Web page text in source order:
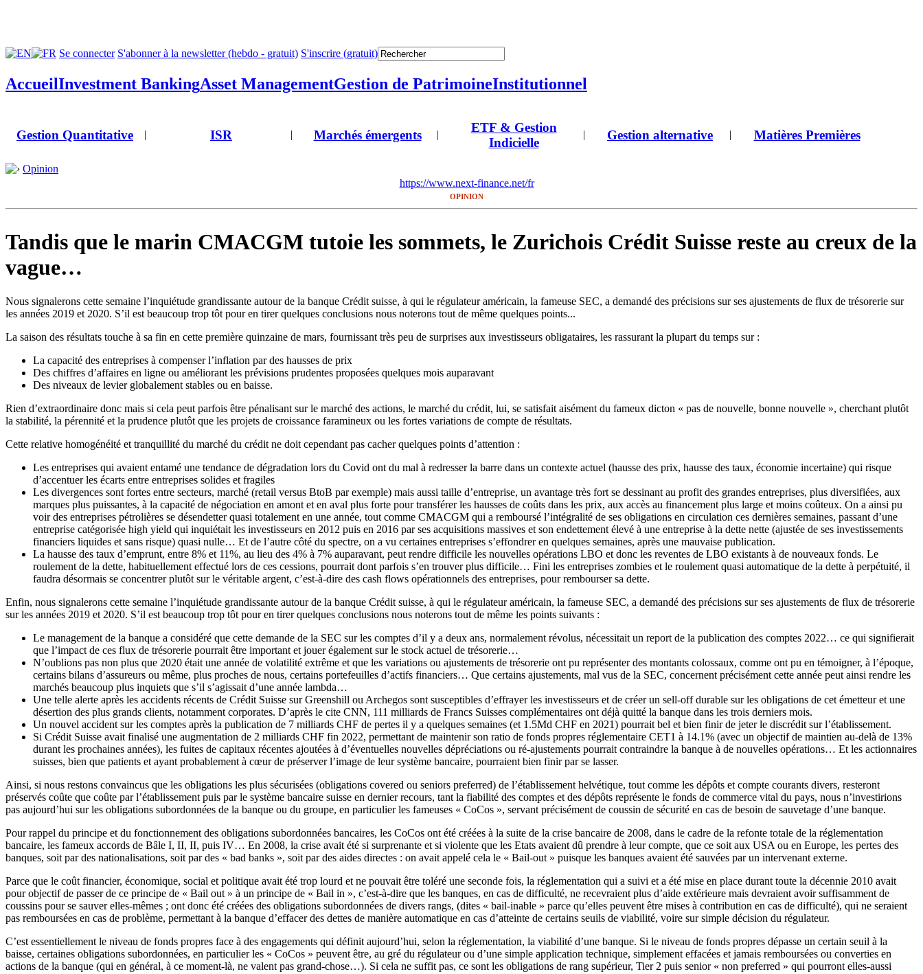
Se connecter S'abonner à la newsletter (hebdo - gratuit) S'inscrire (gratuit)
AccueilInvestment BankingAsset ManagementGestion de PatrimoineInstitutionnel
Gestion Quantitative | ISR | Marchés émergents |
ETF & Gestion
Indicielle
| Gestion alternative | Matières Premières
Opinion
https://www.next-finance.net/fr
OPINION
Tandis que le marin CMACGM tutoie les sommets, le Zurichois Crédit Suisse reste au creux de la
vague…
Nous signalerons cette semaine l’inquiétude grandissante autour de la banque Crédit suisse, à qui le régulateur américain, la fameuse SEC, a demandé des précisions sur ses ajustements de flux de trésorerie sur
les années 2019 et 2020. S’il est beaucoup trop tôt pour en tirer quelques conclusions nous noterons tout de même quelques points...
La saison des résultats touche à sa fin en cette première quinzaine de mars, fournissant très peu de surprises aux investisseurs obligataires, les rassurant la plupart du temps sur :
La capacité des entreprises à compenser l’inflation par des hausses de prix
Des chiffres d’affaires en ligne ou améliorant les prévisions prudentes proposées quelques mois auparavant
Des niveaux de levier globalement stables ou en baisse.
Rien d’extraordinaire donc mais si cela peut parfois être pénalisant sur le marché des actions, le marché du crédit, lui, se satisfait aisément du fameux dicton « pas de nouvelle, bonne nouvelle », cherchant plutôt
la stabilité, la pérennité et la prudence plutôt que les projets de croissance faramineux ou les fortes variations de compte de résultats.
Cette relative homogénéité et tranquillité du marché du crédit ne doit cependant pas cacher quelques points d’attention :
Les entreprises qui avaient entamé une tendance de dégradation lors du Covid ont du mal à redresser la barre dans un contexte actuel (hausse des prix, hausse des taux, économie incertaine) qui risque
d’accentuer les écarts entre entreprises solides et fragiles
Les divergences sont fortes entre secteurs, marché (retail versus BtoB par exemple) mais aussi taille d’entreprise, un avantage très fort se dessinant au profit des grandes entreprises, plus diversifiées, aux
marques plus puissantes, à la capacité de négociation en amont et en aval plus forte pour transférer les hausses de coûts dans les prix, aux accès au financement plus large et moins coûteux. On a ainsi pu
voir des entreprises pétrolières se désendetter quasi totalement en une année, tout comme CMACGM qui a remboursé l’intégralité de ses obligations en circulation ces dernières semaines, passant d’une
entreprise catégorisée high yield qui inquiétait les investisseurs en 2012 puis en 2016 par ses acquisitions massives et son endettement élevé à une entreprise à la dette nette (ajustée de ses investissements
financiers liquides et sans risque) quasi nulle… Et de l’autre côté du spectre, on a vu certaines entreprises s’effondrer en quelques semaines, après une mauvaise publication.
La hausse des taux d’emprunt, entre 8% et 11%, au lieu des 4% à 7% auparavant, peut rendre difficile les nouvelles opérations LBO et donc les reventes de LBO existants à de nouveaux fonds. Le
roulement de la dette, habituellement effectué lors de ces cessions, pourrait dont parfois s’en trouver plus difficile… Fini les entreprises zombies et le roulement quasi automatique de la dette à perpétuité, il
faudra désormais se concentrer plutôt sur le véritable argent, c’est-à-dire des cash flows opérationnels des entreprises, pour rembourser sa dette.
Enfin, nous signalerons cette semaine l’inquiétude grandissante autour de la banque Crédit suisse, à qui le régulateur américain, la fameuse SEC, a demandé des précisions sur ses ajustements de flux de trésorerie
sur les années 2019 et 2020. S’il est beaucoup trop tôt pour en tirer quelques conclusions nous noterons tout de même les points suivants :
Le management de la banque a considéré que cette demande de la SEC sur les comptes d’il y a deux ans, normalement révolus, nécessitait un report de la publication des comptes 2022… ce qui signifierait
que l’impact de ces flux de trésorerie pourrait être important et jouer également sur le stock actuel de trésorerie…
N’oublions pas non plus que 2020 était une année de volatilité extrême et que les variations ou ajustements de trésorerie ont pu représenter des montants colossaux, comme ont pu en témoigner, à l’époque,
certains bilans d’assureurs ou même, plus proches de nous, certains portefeuilles d’actifs financiers… Que certains ajustements, mal vus de la SEC, concernent précisément cette année peut ainsi rendre les
marchés beaucoup plus inquiets que s’il s’agissait d’une année lambda…
Une telle alerte après les accidents récents de Crédit Suisse sur Greenshill ou Archegos sont susceptibles d’effrayer les investisseurs et de créer un sell-off durable sur les obligations de cet émetteur et une
désertion des plus grands clients, notamment corporates. D’après le cite CNN, 111 milliards de Francs Suisses complémentaires ont déjà quitté la banque dans les trois derniers mois.
Un nouvel accident sur les comptes après la publication de 7 milliards CHF de pertes il y a quelques semaines (et 1.5Md CHF en 2021) pourrait bel et bien finir de jeter le discrédit sur l’établissement.
Si Crédit Suisse avait finalisé une augmentation de 2 milliards CHF fin 2022, permettant de maintenir son ratio de fonds propres réglementaire CET1 à 14.1% (avec un objectif de maintien au-delà de 13%
durant les prochaines années), les fuites de capitaux récentes ajoutées à d’éventuelles nouvelles dépréciations ou ré-ajustements pourrait contraindre la banque à de nouvelles opérations… Et les actionnaires
suisses, bien que patients et ayant probablement à cœur de préserver l’image de leur système bancaire, pourraient bien finir par se lasser.
Ainsi, si nous restons convaincus que les obligations les plus sécurisées (obligations covered ou seniors preferred) de l’établissement helvétique, tout comme les dépôts et compte courants divers, resteront
préservés coûte que coûte par l’établissement puis par le système bancaire suisse en dernier recours, tant la fiabilité des comptes et des dépôts représente le fonds de commerce vital du pays, nous n’investirions
pas aujourd’hui sur les obligations subordonnées de la banque ou du groupe, en particulier les fameuses « CoCos », servant précisément de coussin de sécurité en cas de besoin de sauvetage d’une banque.
Pour rappel du principe et du fonctionnement des obligations subordonnées bancaires, les CoCos ont été créées à la suite de la crise bancaire de 2008, dans le cadre de la refonte totale de la réglementation
bancaire, les fameux accords de Bâle I, II, II, puis IV… En 2008, la crise avait été si surprenante et si violente que les Etats avaient dû prendre à leur compte, que ce soit aux USA ou en Europe, les pertes des
banques, soit par des nationalisations, soit par des « bad banks », soit par des aides directes : on avait appelé cela le « Bail-out » puisque les banques avaient été sauvées par un intervenant externe.
Parce que le coût financier, économique, social et politique avait été trop lourd et ne pouvait être toléré une seconde fois, la réglementation qui a suivi et a été mise en place durant toute la décennie 2010 avait
pour objectif de passer de ce principe de « Bail out » à un principe de « Bail in », c’est-à-dire que les banques, en cas de difficulté, ne recevraient plus d’aide extérieure mais devraient avoir suffisamment de
coussins pour se sauver elles-mêmes ; ont donc été créées des obligations subordonnées de divers rangs, (dites « bail-inable » parce qu’elles peuvent être mises à contribution en cas de difficulté), qui ne seraient
pas remboursées en cas de problème, permettant à la banque d’effacer des dettes de manière automatique en cas d’atteinte de certains seuils de viabilité, voire sur simple décision du régulateur.
C’est essentiellement le niveau de fonds propres face à des engagements qui définit aujourd’hui, selon la réglementation, la viabilité d’une banque. Si le niveau de fonds propres dépasse un certain seuil à la
baisse, certaines obligations subordonnées, en particulier les « CoCos » peuvent être, au gré du régulateur ou d’une simple application technique, simplement effacées et jamais remboursées ou converties en
actions de la banque (qui en général, à ce moment-là, ne valent pas grand-chose…). Si cela ne suffit pas, ce sont les obligations de rang supérieur, Tier 2 puis senior « non preferred » qui pourront elles-aussi